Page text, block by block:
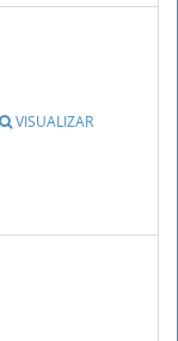
VISUALIZAR